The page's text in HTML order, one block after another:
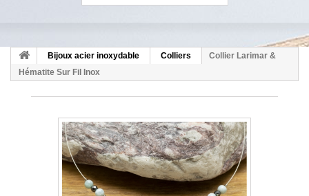
Bijoux acier inoxydable Colliers
Collier Larimar &
Hématite Sur Fil Inox